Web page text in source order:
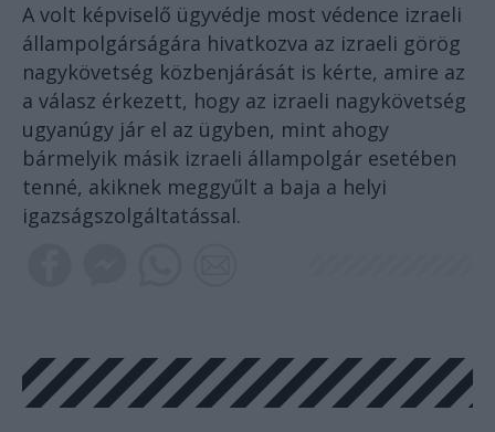
A volt képviselő ügyvédje most védence izraeli
állampolgárságára hivatkozva az izraeli görög
nagykövetség közbenjárását is kérte, amire az
a válasz érkezett, hogy az izraeli nagykövetség
ugyanúgy jár el az ügyben, mint ahogy
bármelyik másik izraeli állampolgár esetében
tenné, akiknek meggyűlt a baja a helyi
igazságszolgáltatással.